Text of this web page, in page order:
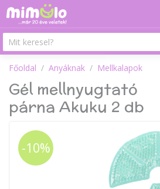
Főoldal Anyáknak Mellkalapok
Gél mellnyugtató
párna Akuku 2 db
-10%